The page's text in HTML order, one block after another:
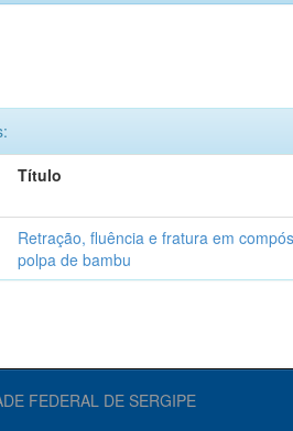
Título
Retração, fluência e fratura em
polpa de bambu
FEDERAL DE SERGIPE